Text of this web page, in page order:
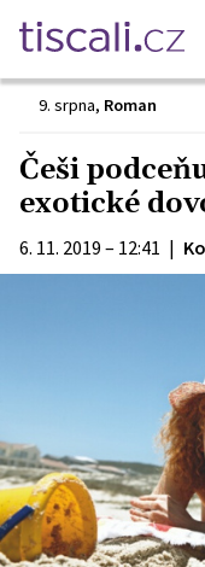
9. srpna, Roman
Češi
exotické
6. 11. 2019 – 12:41 |